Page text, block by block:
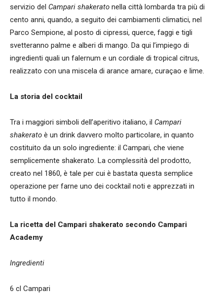
servizio del Campari shakerato nella città lombarda tra più di
cento anni, quando, a seguito dei cambiamenti climatici, nel
Parco Sempione, al posto di cipressi, querce, faggi e tigli
svetteranno palme e alberi di mango. Da qui l’impiego di
ingredienti quali un falernum e un cordiale di tropical citrus,
realizzato con una miscela di arance amare, curaçao e lime.
La storia del cocktail
Tra i maggiori simboli dell’aperitivo italiano, il Campari
shakerato è un drink davvero molto particolare, in quanto
costituito da un solo ingrediente: il Campari, che viene
semplicemente shakerato. La complessità del prodotto,
creato nel 1860, è tale per cui è bastata questa semplice
operazione per farne uno dei cocktail noti e apprezzati in
tutto il mondo.
La ricetta del Campari shakerato secondo Campari
Academy
Ingredienti
6 cl Campari